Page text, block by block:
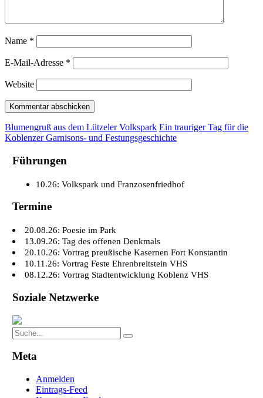
Name *
E-Mail-Adresse *
Website
Blumengruß aus dem Lützeler Volkspark Ein trauriger Tag für die
Koblenzer Garnisons- und Festungsgeschichte
Führungen
10.26: Volkspark und Franzosenfriedhof
Termine
20.08.26: Poesie im Park
13.09.26: Tag des offenen Denkmals
20.10.26: Vortrag preußische Kasernen Fort Konstantin
10.11.26: Vortrag Feste Ehrenbreitstein VHS
08.12.26: Vortrag Stadtentwicklung Koblenz VHS
Soziale Netzwerke
Search
for:
Search
Meta
Anmelden
Eintrags-Feed